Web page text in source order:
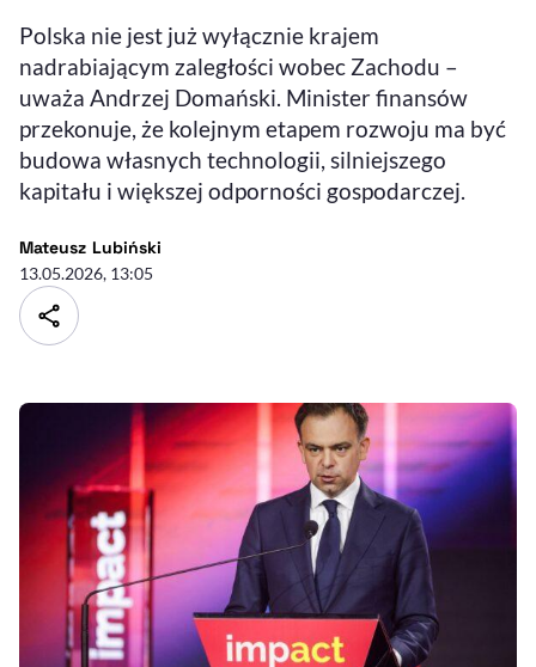
Polska nie jest już wyłącznie krajem
nadrabiającym zaległości wobec Zachodu –
uważa Andrzej Domański. Minister finansów
przekonuje, że kolejnym etapem rozwoju ma być
budowa własnych technologii, silniejszego
kapitału i większej odporności gospodarczej.
Mateusz Lubiński
13.05.2026, 13:05